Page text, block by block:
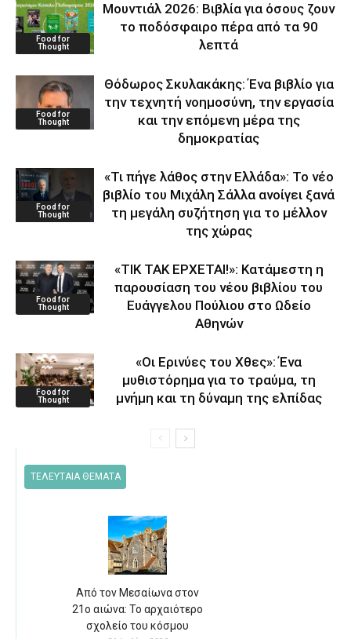
Food for
Thought
Μουντιάλ 2026: Βιβλία για όσους ζουν
το ποδόσφαιρο πέρα από τα 90
λεπτά
Food for
Thought
Θόδωρος Σκυλακάκης: Ένα βιβλίο για
την τεχνητή νοημοσύνη, την εργασία
και την επόμενη μέρα της
δημοκρατίας
Food for
Thought
«Τι πήγε λάθος στην Ελλάδα»: Το νέο
βιβλίο του Μιχάλη Σάλλα ανοίγει ξανά
τη μεγάλη συζήτηση για το μέλλον
της χώρας
Food for
Thought
«ΤΙΚ ΤΑΚ ΕΡΧΕΤΑΙ!»: Κατάμεστη η
παρουσίαση του νέου βιβλίου του
Ευάγγελου Πούλιου στο Ωδείο
Αθηνών
Food for
Thought
«Οι Ερινύες του Χθες»: Ένα
μυθιστόρημα για το τραύμα, τη
μνήμη και τη δύναμη της ελπίδας
ΤΕΛΕΥΤΑΙΑ ΘΕΜΑΤΑ
Από τον Μεσαίωνα στον
21ο αιώνα: Το αρχαιότερο
σχολείο του κόσμου